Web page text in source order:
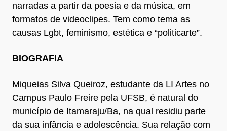
narradas a partir da poesia e da música, em
formatos de videoclipes. Tem como tema as
causas Lgbt, feminismo, estética e “politicarte”.
BIOGRAFIA
Miqueias Silva Queiroz, estudante da LI Artes no
Campus Paulo Freire pela UFSB, é natural do
município de Itamaraju/Ba, na qual residiu parte
da sua infância e adolescência. Sua relação com